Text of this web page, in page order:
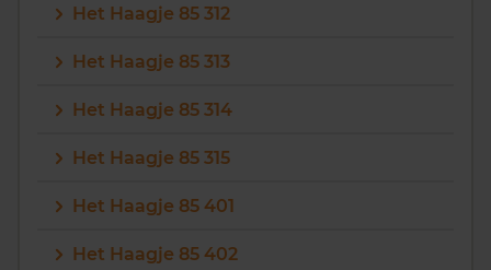
Het Haagje 85 312
Het Haagje 85 313
Het Haagje 85 314
Het Haagje 85 315
Het Haagje 85 401
Het Haagje 85 402